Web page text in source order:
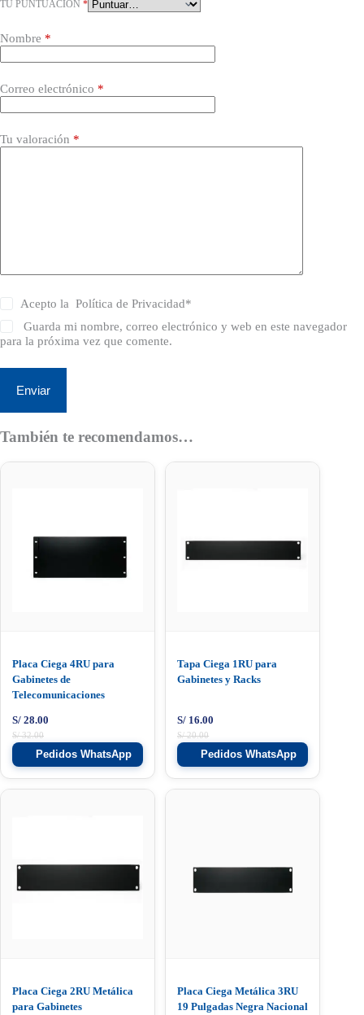
TU PUNTUACIÓN *
Nombre *
Correo electrónico *
Tu valoración *
Acepto laPolítica de Privacidad*
Guarda mi nombre, correo electrónico y web en este navegador
para la próxima vez que comente.
Enviar
También te recomendamos…
Placa Ciega 4RU para
Gabinetes de
Telecomunicaciones
S/32.00
S/ 28.00
Pedidos WhatsApp
Tapa Ciega 1RU para
Gabinetes y Racks
S/20.00
S/ 16.00
Pedidos WhatsApp
Placa Ciega 2RU Metálica
para Gabinetes
Placa Ciega Metálica 3RU
19 Pulgadas Negra Nacional